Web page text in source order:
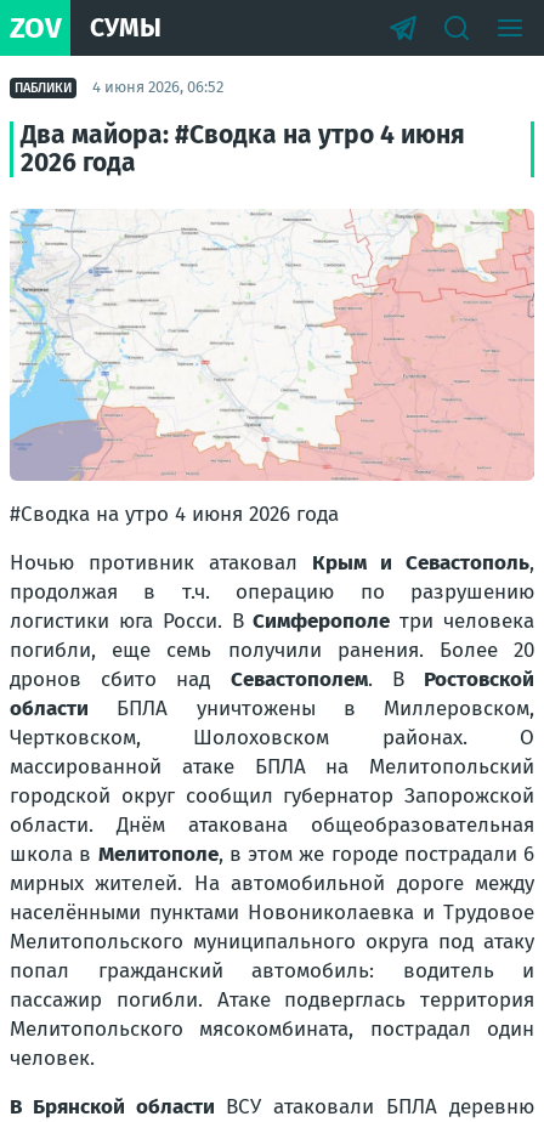
ZOV СУМЫ
ПАБЛИКИ 4 июня 2026, 06:52
Два майора: #Сводка на утро 4 июня
2026 года
#Сводка на утро 4 июня 2026 года
Ночью противник атаковал Крым и Севастополь,
продолжая в т.ч. операцию по разрушению
логистики юга Росси. ВСимферополе три человека
погибли, еще семь получили ранения. Более 20
дронов сбито над Севастополем. В Ростовской
области БПЛА уничтожены в Миллеровском,
Чертковском, Шолоховском районах. О
массированной атаке БПЛА на Мелитопольский
городской округ сообщил губернатор Запорожской
области. Днём атакована общеобразовательная
школа в Мелитополе, в этом же городе пострадали 6
мирных жителей. На автомобильной дороге между
населёнными пунктами Новониколаевка и Трудовое
Мелитопольского муниципального округа под атаку
попал гражданский автомобиль: водитель и
пассажир погибли. Атаке подверглась территория
Мелитопольского мясокомбината, пострадал один
человек.
В Брянской области ВСУ атаковали БПЛА деревню